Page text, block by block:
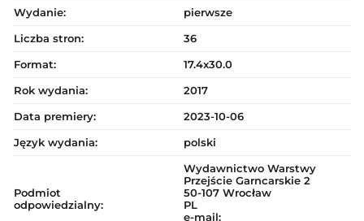
Wydanie:
pierwsze
Liczba stron:
36
Format:
17.4x30.0
Rok wydania:
2017
Data premiery:
2023-10-06
Język wydania:
polski
Podmiot
odpowiedzialny:
Wydawnictwo Warstwy
Przejście Garncarskie 2
50-107 Wrocław
PL
e-mail: